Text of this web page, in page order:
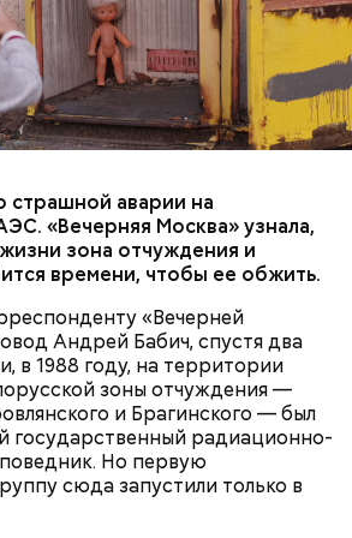
страшной аварии на
«Вечерняя Москва» узнала,
зона отчуждения и
времени, чтобы ее обжить.
«Вечерней
Андрей Бабич, спустя два
в 1988 году, на территории
зоны отчуждения —
и Брагинского — был
государственный радиационно-
Но первую
сюда запустили только в
отчуждения составляет
Включает она несколько
области. Понятное дело, что
здесь строгий
и круглосуточное наблюдение,
от того, какие
в мире, — ученые,
и специалисты по ядерной
совета «Бюллетеня
принимают решение о
— прибыльный